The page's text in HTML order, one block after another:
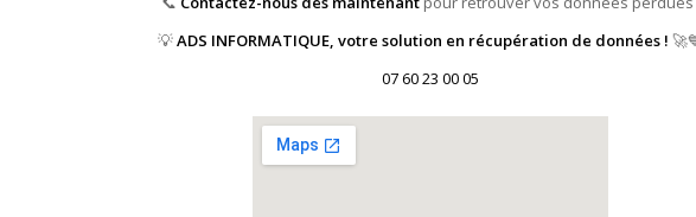
💡ADS INFORMATIQUE, votre solution en récupération de données !
07 60 23 00 05